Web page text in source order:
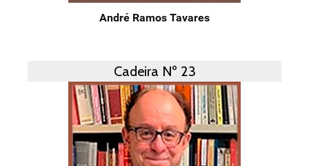
André Ramos Tavares
Cadeira Nº 23